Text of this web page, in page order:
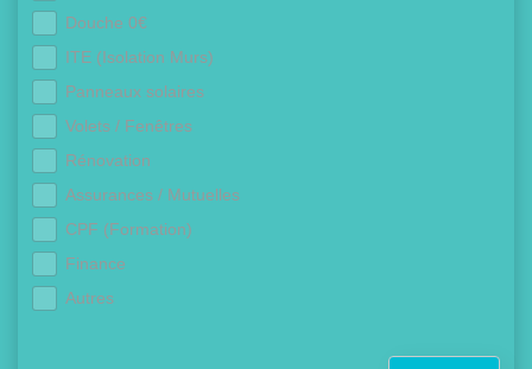
Douche 0€
ITE (Isolation Murs)
Panneaux solaires
Volets / Fenêtres
Rénovation
Assurances / Mutuelles
CPF (Formation)
Finance
Autres